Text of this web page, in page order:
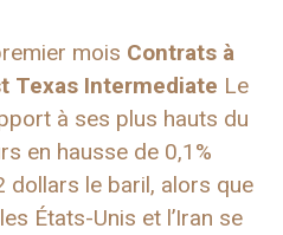
mois Contrats à
Texas Intermediate Le
à ses plus hauts du
en hausse de 0,1%
dollars le baril, alors que
États-Unis et l’Iran se